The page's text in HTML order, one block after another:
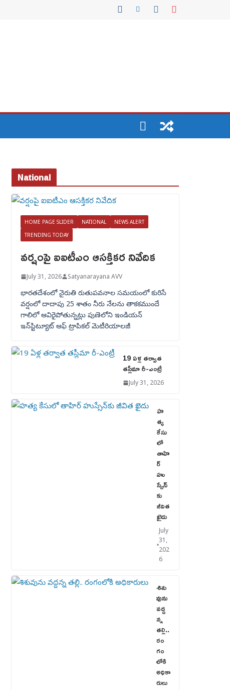
National
HOME PAGE SLIDER NATIONAL
NEWS ALERT
TRENDING TODAY
వర్షంపై ఐఐటీఎం ఆసక్తికర నివేదిక
July 31, 2026 Satyanarayana AVV
భారతదేశంలో నైరుతి రుతుపవనాల సమయంలో కురిసే
వర్షంలో దాదాపు 25 శాతం నీరు నేలను తాకకముందే
గాలిలో ఆవిరైపోతున్నట్లు పుణెలోని ఇండియన్
ఇన్‌స్టిట్యూట్ ఆఫ్ ట్రాపికల్ మెటీరియాలజీ
19 ఏళ్ల తర్వాత
తస్లీమా రీ-ఎంట్రీ
July 31, 2026
హ
త్య
కేసు
లో
తాహి
ర్
హు
స్సేన్‌
కు
జీవిత
ఖైదు
July
31,
202
6
శిశు
వును
వద్ద
న్న
తల్లి..
రం
గం
లోకి
అధికా
రులు